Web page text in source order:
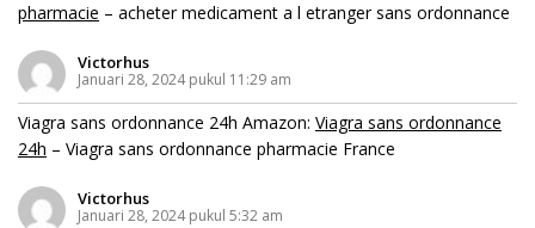
pharmacie – acheter medicament a l etranger sans ordonnance
Victorhus
Januari 28, 2024 pukul 11:29 am
Viagra sans ordonnance 24h Amazon: Viagra sans ordonnance
24h – Viagra sans ordonnance pharmacie France
Victorhus
Januari 28, 2024 pukul 5:32 am